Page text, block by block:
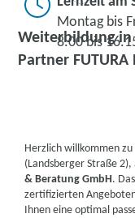
Weiterbildung
Partner
Montag bis
8.00 bis
Herzlich willkommen
(Landsberger Straße
& Beratung GmbH.
zertifizierten
Ihnen eine optimal